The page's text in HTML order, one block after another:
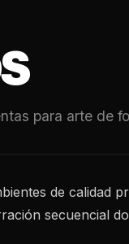
para arte de
de calidad
secuencial